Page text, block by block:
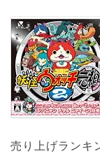
売り上げランキ